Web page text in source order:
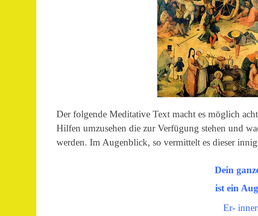
Der folgende Meditative Text macht es möglich
Hilfen umzusehen die zur Verfügung stehen und
werden. Im Augenblick, so vermittelt es dieser
Dein
ist ein
Er-